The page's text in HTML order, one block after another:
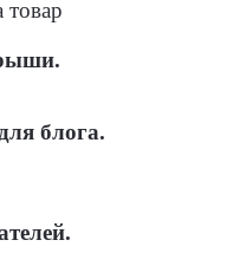
блога.